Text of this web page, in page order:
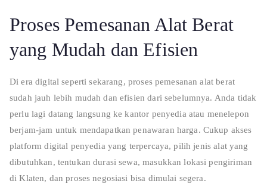
Proses Pemesanan Alat Berat
yang Mudah dan Efisien
Di era digital seperti sekarang, proses pemesanan alat berat
sudah jauh lebih mudah dan efisien dari sebelumnya. Anda tidak
perlu lagi datang langsung ke kantor penyedia atau menelepon
berjam-jam untuk mendapatkan penawaran harga. Cukup akses
platform digital penyedia yang terpercaya, pilih jenis alat yang
dibutuhkan, tentukan durasi sewa, masukkan lokasi pengiriman
di Klaten, dan proses negosiasi bisa dimulai segera.